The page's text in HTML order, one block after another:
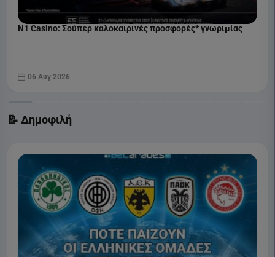
N1 Casino: Σούπερ καλοκαιρινές προσφορές* γνωριμίας
06 Αυγ 2026
📝 Δημοφιλή